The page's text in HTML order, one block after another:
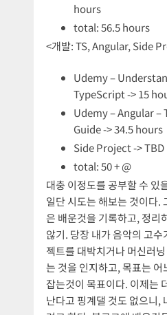
hours
total: 56.5 hours
<개발: TS, Angular, Side
Udemy –
TypeScript -> 15
Udemy – Angular –
Guide -> 34.5 hours
Side Project -> TBD
total: 50 + @
대충 이정도를 공부할 수 있
일단 시도는 해보는 것이다.
은 배운것을 기록하고, 정리
않기. 당장 내가 음악의 고
젝트를 대박치거나 머신러
는 것을 인지하고, 목표는
잡는것이 목표이다. 이제는
난다고 핑계댈 것도 없으니,